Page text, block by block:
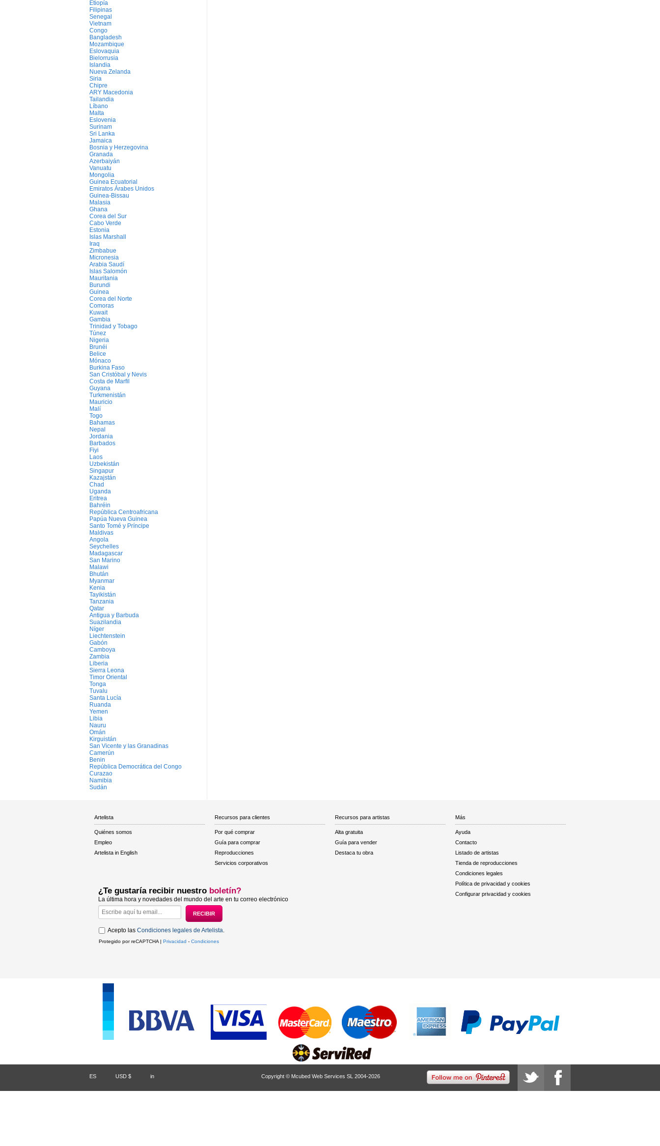
Etiopía
Filipinas
Senegal
Vietnam
Congo
Bangladesh
Mozambique
Eslovaquia
Bielorrusia
Islandia
Nueva Zelanda
Siria
Chipre
ARY Macedonia
Tailandia
Líbano
Malta
Eslovenia
Surinam
Sri Lanka
Jamaica
Bosnia y Herzegovina
Granada
Azerbaiyán
Vanuatu
Mongolia
Guinea Ecuatorial
Emiratos Árabes Unidos
Guinea-Bissau
Malasia
Ghana
Corea del Sur
Cabo Verde
Estonia
Islas Marshall
Iraq
Zimbabue
Micronesia
Arabia Saudí
Islas Salomón
Mauritania
Burundi
Guinea
Corea del Norte
Comoras
Kuwait
Gambia
Trinidad y Tobago
Túnez
Nigeria
Brunéi
Belice
Mónaco
Burkina Faso
San Cristóbal y Nevis
Costa de Marfil
Guyana
Turkmenistán
Mauricio
Malí
Togo
Bahamas
Nepal
Jordania
Barbados
Fiyi
Laos
Uzbekistán
Singapur
Kazajstán
Chad
Uganda
Eritrea
Bahréin
República Centroafricana
Papúa Nueva Guinea
Santo Tomé y Príncipe
Maldivas
Angola
Seychelles
Madagascar
San Marino
Malawi
Bhután
Myanmar
Kenia
Tayikistán
Tanzania
Qatar
Antigua y Barbuda
Suazilandia
Níger
Liechtenstein
Gabón
Camboya
Zambia
Liberia
Sierra Leona
Timor Oriental
Tonga
Tuvalu
Santa Lucía
Ruanda
Yemen
Libia
Nauru
Omán
Kirguistán
San Vicente y las Granadinas
Camerún
Benin
República Democrática del Congo
Curazao
Namibia
Sudán
Artelista
Quiénes somos
Empleo
Artelista in English
Recursos para clientes
Por qué comprar
Guía para comprar
Reproducciones
Servicios corporativos
Recursos para artistas
Alta gratuita
Guía para vender
Destaca tu obra
Más
Ayuda
Contacto
Listado de artistas
Tienda de reproducciones
Condiciones legales
Política de privacidad y cookies
Configurar privacidad y cookies
¿Te gustaría recibir nuestro boletín?
La última hora y novedades del mundo del arte en tu correo electrónico
Acepto las Condiciones legales de Artelista.
Protegido por reCAPTCHA | Privacidad - Condiciones
ES USD $ in Copyright © Mcubed Web Services SL 2004-2026